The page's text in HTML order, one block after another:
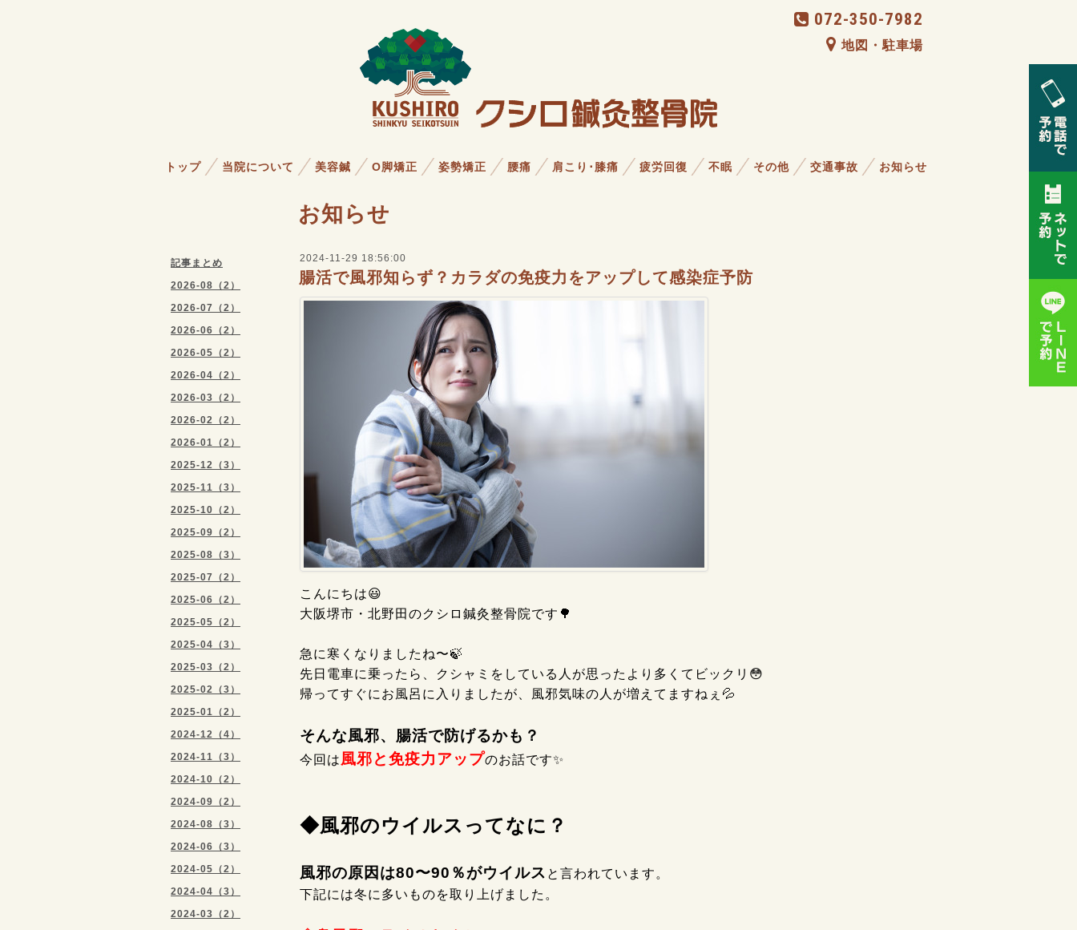
072-350-7982
地図・駐車場
トップ 当院について 美容鍼 O脚矯正 姿勢矯正 腰痛 肩こり･膝痛 疲労回復 不眠 その他 交通事故 お知らせ
記事まとめ
2026-08（2）
2026-07（2）
2026-06（2）
2026-05（2）
2026-04（2）
2026-03（2）
2026-02（2）
2026-01（2）
2025-12（3）
2025-11（3）
2025-10（2）
2025-09（2）
2025-08（3）
2025-07（2）
2025-06（2）
2025-05（2）
2025-04（3）
2025-03（2）
2025-02（3）
2025-01（2）
2024-12（4）
2024-11（3）
2024-10（2）
2024-09（2）
2024-08（3）
2024-06（3）
2024-05（2）
2024-04（3）
2024-03（2）
お知らせ
2024-11-29 18:56:00
腸活で風邪知らず？カラダの免疫力をアップして感染症予防
こんにちは😃
大阪堺市・北野田のクシロ鍼灸整骨院です🌳
急に寒くなりましたね〜🍃
先日電車に乗ったら、クシャミをしている人が思ったより多くてビックリ😳
帰ってすぐにお風呂に入りましたが、風邪気味の人が増えてますねぇ💦
そんな風邪、腸活で防げるかも？
今回は 風邪と免疫力アップのお話です✨️
◆風邪のウイルスってなに？
風邪の原因は80〜90％がウイルス と言われています。
下記には冬に多いものを取り上げました。